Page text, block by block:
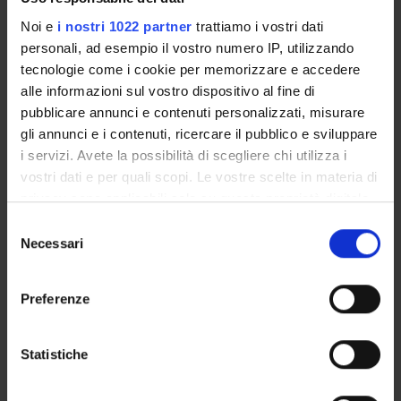
Noi e i nostri 1022 partner trattiamo i vostri dati
personali, ad esempio il vostro numero IP, utilizzando
tecnologie come i cookie per memorizzare e accedere
alle informazioni sul vostro dispositivo al fine di
pubblicare annunci e contenuti personalizzati, misurare
gli annunci e i contenuti, ricercare il pubblico e sviluppare
i servizi. Avete la possibilità di scegliere chi utilizza i
vostri dati e per quali scopi. Le vostre scelte in materia di
privacy sono applicabili solo su questa proprietà digitale
modificare o revocare il proprio consenso in qualsiasi
momento dalla Dichiarazione sui cookie o facendo clic
raccogliere informazioni sulla tua posizione
geografica, con un'approssimazione di qualche
delNecessari
Preferenze
Statistiche
ACTIVITIES
RESEARCH AREAS
PHD PROGRAMMES
RESEARCH FACILITIES
RESEARCH CENTRES
Contacts